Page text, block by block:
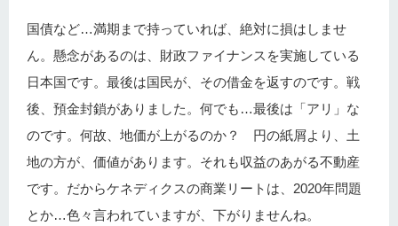
国債など…満期まで持っていれば、絶対に損はしませ
ん。懸念があるのは、財政ファイナンスを実施している
日本国です。最後は国民が、その借金を返すのです。戦
後、預金封鎖がありました。何でも…最後は「アリ」な
のです。何故、地価が上がるのか？ 円の紙屑より、土
地の方が、価値があります。それも収益のあがる不動産
です。だからケネディクスの商業リートは、2020年問題
とか…色々言われていますが、下がりませんね。